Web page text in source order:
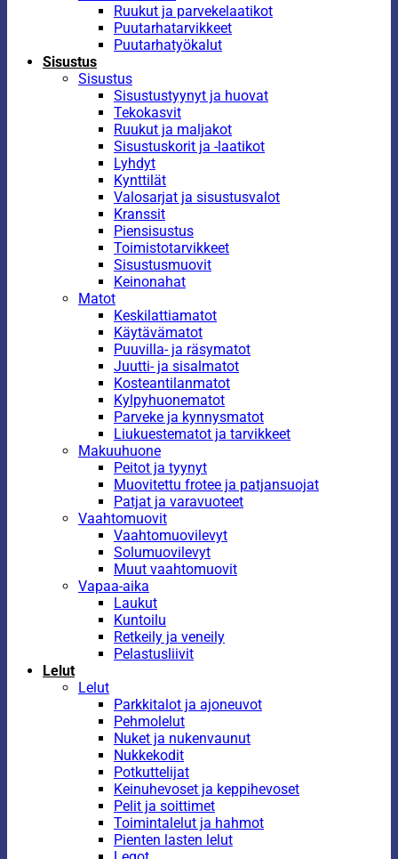
Ruukut ja parvekelaatikot
Puutarhatarvikkeet
Puutarhatyökalut
Sisustus
Sisustus
Sisustustyynyt ja huovat
Tekokasvit
Ruukut ja maljakot
Sisustuskorit ja -laatikot
Lyhdyt
Kynttilät
Valosarjat ja sisustusvalot
Kranssit
Piensisustus
Toimistotarvikkeet
Sisustusmuovit
Keinonahat
Matot
Keskilattiamatot
Käytävämatot
Puuvilla- ja räsymatot
Juutti- ja sisalmatot
Kosteantilanmatot
Kylpyhuonematot
Parveke ja kynnysmatot
Liukuestematot ja tarvikkeet
Makuuhuone
Peitot ja tyynyt
Muovitettu frotee ja patjansuojat
Patjat ja varavuoteet
Vaahtomuovit
Vaahtomuovilevyt
Solumuovilevyt
Muut vaahtomuovit
Vapaa-aika
Laukut
Kuntoilu
Retkeily ja veneily
Pelastusliivit
Lelut
Lelut
Parkkitalot ja ajoneuvot
Pehmolelut
Nuket ja nukenvaunut
Nukkekodit
Potkuttelijat
Keinuhevoset ja keppihevoset
Pelit ja soittimet
Toimintalelut ja hahmot
Pienten lasten lelut